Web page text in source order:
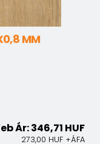
MM
Ár: 346,71 HUF
273,00 HUF +ÁFA